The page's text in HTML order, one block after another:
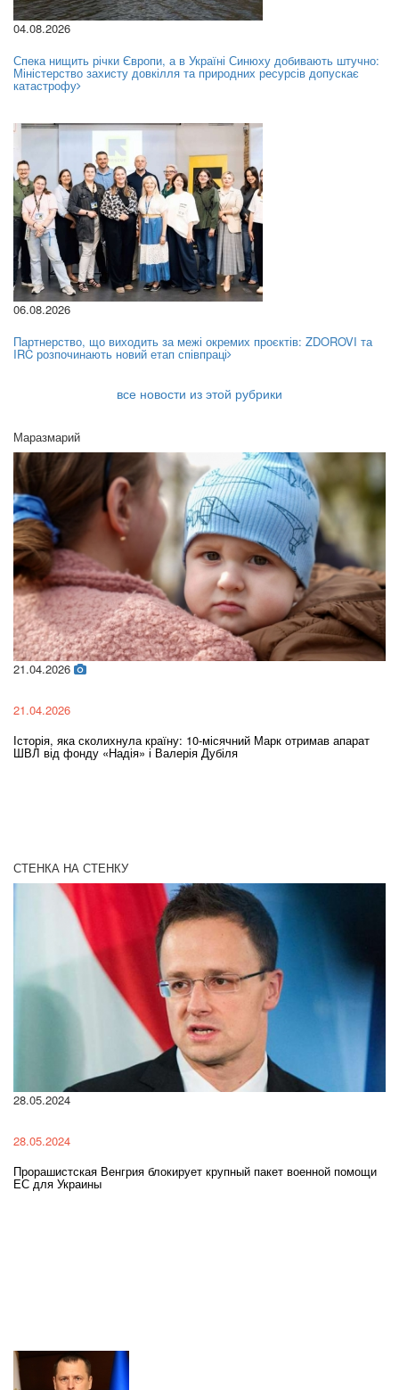
04.08.2026
Спека нищить річки Європи, а в Україні Синюху добивають штучно:
Міністерство захисту довкілля та природних ресурсів допускає
катастрофу
06.08.2026
Партнерство, що виходить за межі окремих проєктів: ZDOROVI та
IRC розпочинають новий етап співпраці
все новости из этой рубрики
Маразмарий
21.04.2026
21.04.2026
Історія, яка сколихнула країну: 10-місячний Марк отримав апарат
ШВЛ від фонду «Надія» і Валерія Дубіля
СТЕНКА НА СТЕНКУ
28.05.2024
28.05.2024
Прорашистская Венгрия блокирует крупный пакет военной помощи
ЕС для Украины